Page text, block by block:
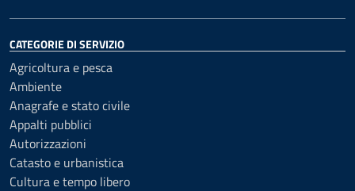
CATEGORIE DI SERVIZIO
Agricoltura e pesca
Ambiente
Anagrafe e stato civile
Appalti pubblici
Autorizzazioni
Catasto e urbanistica
Cultura e tempo libero